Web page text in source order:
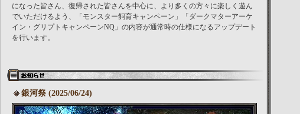
になった皆さん、復帰された皆さんを中心に、より多くの方々に楽しく遊ん
でいただけるよう、「モンスター飼育キャンペーン」「ダークマターアーケ
イン・グリプトキャンペーンNQ」の内容が通常時の仕様になるアップデート
を行います。
銀河祭 (2025/06/24)